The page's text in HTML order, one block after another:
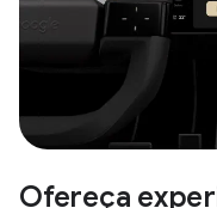
Ofereça